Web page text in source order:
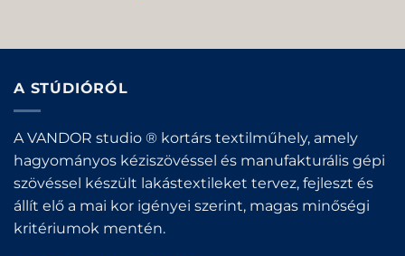
A STÚDIÓRÓL
A VANDOR studio ® kortárs textilműhely, amely
hagyományos kéziszövéssel és manufakturális gépi
szövéssel készült lakástextileket tervez, fejleszt és
állít elő a mai kor igényei szerint, magas minőségi
kritériumok mentén.